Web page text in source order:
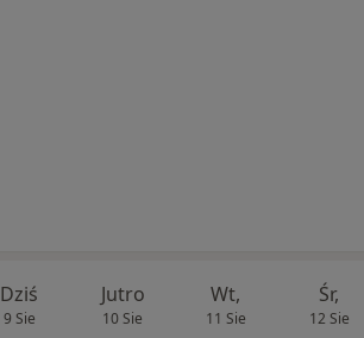
Dziś
9 Sie
Jutro
10 Sie
Wt,
11 Sie
Śr,
12 Sie